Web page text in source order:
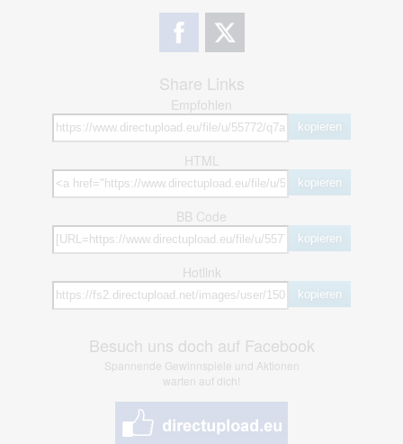
Share Links
Empfohlen
kopieren
HTML
kopieren
BB Code
kopieren
Hotlink
kopieren
Besuch uns doch auf Facebook
Spannende Gewinnspiele und Aktionen
warten auf dich!